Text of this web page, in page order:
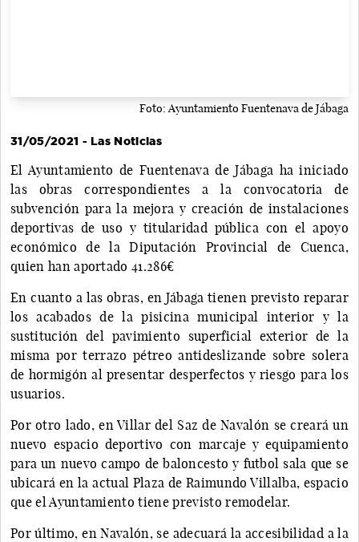
Foto: Ayuntamiento Fuentenava de Jábaga
31/05/2021 - Las Noticias
El Ayuntamiento de Fuentenava de Jábaga ha iniciado
las obras correspondientes a la convocatoria de
subvención para la mejora y creación de instalaciones
deportivas de uso y titularidad pública con el apoyo
económico de la Diputación Provincial de Cuenca,
quien han aportado 41.286€
En cuanto a las obras, en Jábaga tienen previsto reparar
los acabados de la pisicina municipal interior y la
sustitución del pavimiento superficial exterior de la
misma por terrazo pétreo antideslizande sobre solera
de hormigón al presentar desperfectos y riesgo para los
usuarios.
Por otro lado, en Villar del Saz de Navalón se creará un
nuevo espacio deportivo con marcaje y equipamiento
para un nuevo campo de baloncesto y futbol sala que se
ubicará en la actual Plaza de Raimundo Villalba, espacio
que el Ayuntamiento tiene previsto remodelar.
Por último, en Navalón, se adecuará la accesibilidad a la